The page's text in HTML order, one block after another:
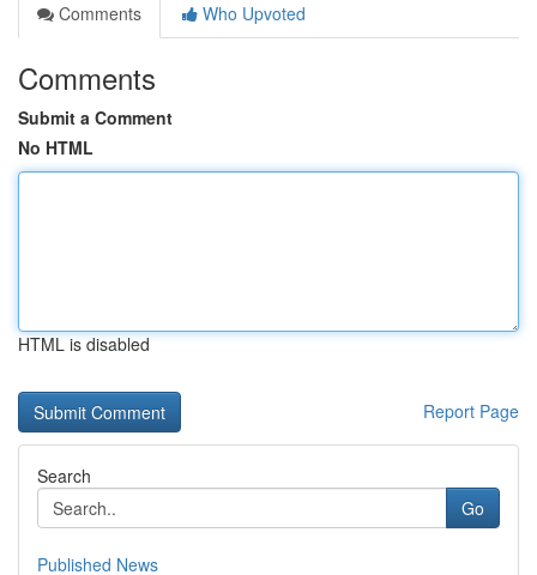
Comments
Who Upvoted
Comments
Submit a Comment
No HTML
HTML is disabled
Report Page
Search
Go
Published News